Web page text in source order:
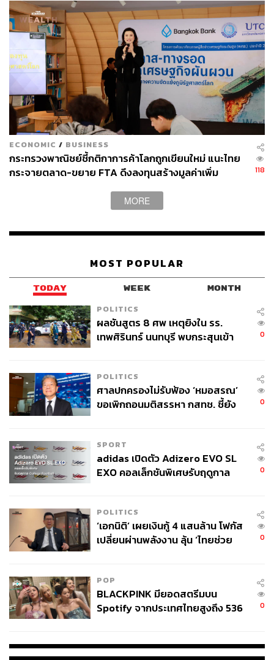
ECONOMIC / BUSINESS
กระทรวงพาณิชย์ชี้กติกาการค้าโลกถูกเขียนใหม่ แนะไทย
กระจายตลาด-ขยาย FTA ดึงลงทุนสร้างมูลค่าเพิ่ม
118
MORE
MOST POPULAR
TODAY WEEK MONTH
POLITICS
ผลชันสูตร 8 ศพ เหตุยิงใน รร.
เทพศิรินทร์ นนทบุรี พบกระสุนเข้า
0
POLITICS
ศาลปกครองไม่รับฟ้อง ‘หมอสรณ’
ขอเพิกถอนมติสรรหา กสทช. ชี้ยัง
0
SPORT
adidas เปิดตัว Adizero EVO SL
EXO คอลเล็กชันพิเศษรับฤดูกาล
0
POLITICS
‘เอกนิติ’ เผยเงินกู้ 4 แสนล้าน โฟกัส
เปลี่ยนผ่านพลังงาน ลุ้น ‘ไทยช่วย
0
POP
BLACKPINK มียอดสตรีมบน
Spotify จากประเทศไทยสูงถึง 536
0